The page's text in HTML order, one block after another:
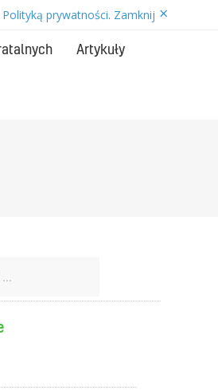
Polityką prywatności. Zamknij ×
Artykuły